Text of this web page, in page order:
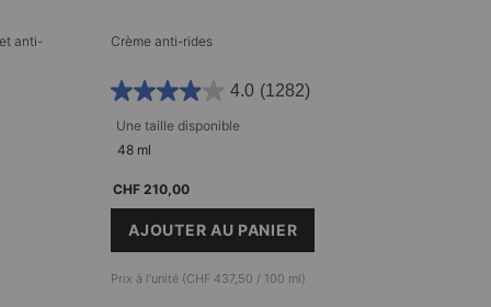
anti-
DEFENSE
Crème anti-rides
4.0 (1282)
Une taille disponible​
48 ml
CHF 210,00
AJOUTER AU PANIER
A.G.E. INTERRUPTER ADVANCED
Prix à l’unité (CHF 437,50 / 100 ml)